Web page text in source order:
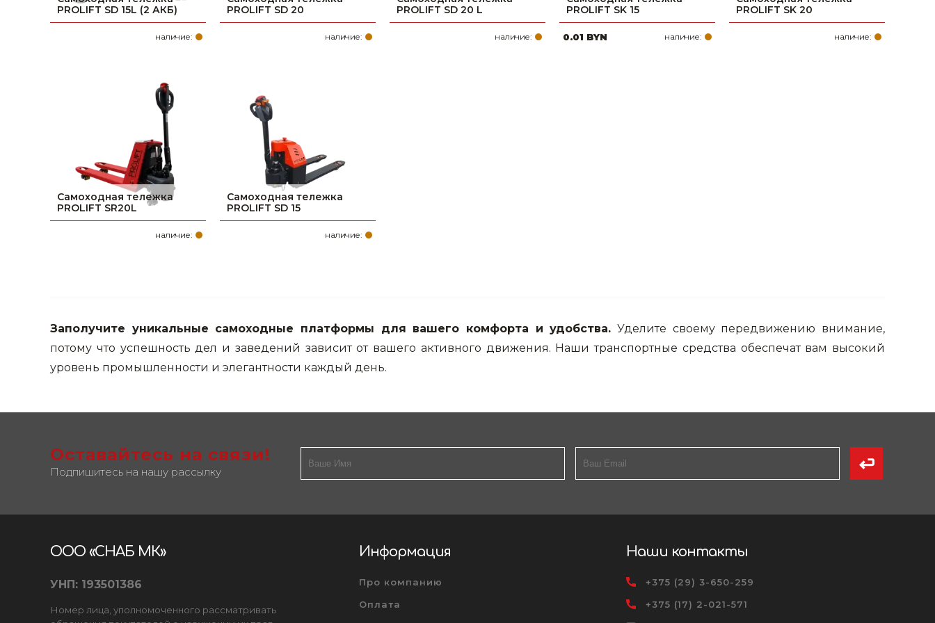
Строительные и отделочные материалы
Садовый инструмент, вазоны, горшки и кашпо, теплицы, парники
Автомобильные товары, инструменты
Резинотехнические, асбестовые изделия, каболка
PROLIFT SD 15L (2 АКБ)
наличие:
PROLIFT SD 20
наличие:
PROLIFT SD 20 L
наличие:
PROLIFT SK 15
0.01 BYN наличие:
PROLIFT SK 20
наличие:
Самоходная тележка
PROLIFT SR20L
наличие:
Самоходная тележка
PROLIFT SD 15
наличие:
Заполучите уникальные самоходные платформы для вашего комфорта и удобства. Уделите своему передвижению внимание,
потому что успешность дел и заведений зависит от вашего активного движения. Наши транспортные средства обеспечат вам высокий
уровень промышленности и элегантности каждый день.
Оставайтесь на связи!
Подпишитесь на нашу рассылку
ООО «СНАБ МК»
УНП: 193501386
Номер лица, уполномоченного рассматривать
Информация
Про компанию
Оплата
Наши контакты
+375 (29) 3-650-259
+375 (17) 2-021-571